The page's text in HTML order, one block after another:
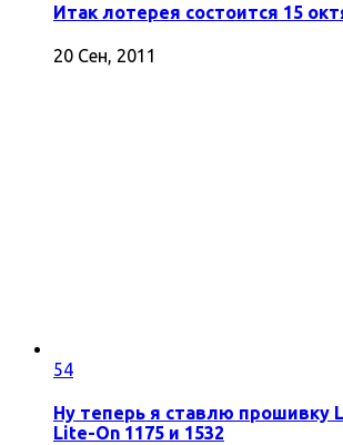
Итак лотерея состоится 15
20 Сен, 2011
54
Ну теперь я ставлю прошивку
Lite-On 1175 и 1532